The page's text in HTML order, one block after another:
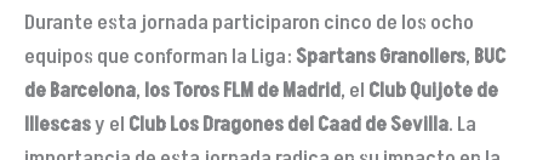
Durante esta jornada participaron cinco de los ocho
equipos que conforman la Liga: SpartansGranollers, BUC
de Barcelona, los Toros FLM de Madrid, el Club Quijote de
Illescasy el Club Los Dragones delCaadde Sevilla. La